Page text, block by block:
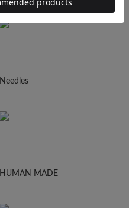
Needles
HUMAN MADE